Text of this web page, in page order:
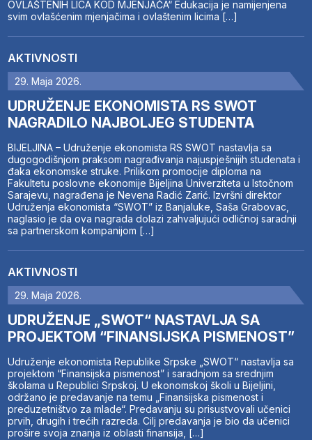
OVLAŠTENIH LICA KOD MJENJAČA“ Edukacija je namijenjena
svim ovlašćenim mjenjačima i ovlaštenim licima […]
AKTIVNOSTI
29. Maja 2026.
UDRUŽENJE EKONOMISTA RS SWOT
NAGRADILO NAJBOLJEG STUDENTA
BIJELJINA – Udruženje ekonomista RS SWOT nastavlja sa
dugogodišnjom praksom nagrađivanja najuspješnijih studenata i
đaka ekonomske struke. Prilikom promocije diploma na
Fakultetu poslovne ekonomije Bijeljina Univerziteta u Istočnom
Sarajevu, nagrađena je Nevena Radić Zarić. Izvršni direktor
Udruženja ekonomista “SWOT” iz Banjaluke, Saša Grabovac,
naglasio je da ova nagrada dolazi zahvaljujući odličnoj saradnji
sa partnerskom kompanijom […]
AKTIVNOSTI
29. Maja 2026.
UDRUŽENJE „SWOT“ NASTAVLJA SA
PROJEKTOM “FINANSIJSKA PISMENOST”
Udruženje ekonomista Republike Srpske „SWOT“ nastavlja sa
projektom “Finansijska pismenost” i saradnjom sa srednjim
školama u Republici Srpskoj. U ekonomskoj školi u Bijeljini,
održano je predavanje na temu „Finansijska pismenost i
preduzetništvo za mlade“. Predavanju su prisustvovali učenici
prvih, drugih i trećih razreda. Cilj predavanja je bio da učenici
prošire svoja znanja iz oblasti finansija, […]